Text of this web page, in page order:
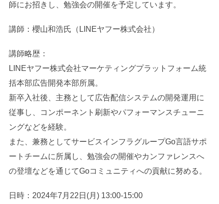
師にお招きし、勉強会の開催を予定しています。
講師：櫻山和浩氏（LINEヤフー株式会社）
講師略歴：
LINEヤフー株式会社マーケティングプラットフォーム統
括本部広告開発本部所属。
新卒入社後、主務として広告配信システムの開発運用に
従事し、コンポーネント刷新やパフォーマンスチューニ
ングなどを経験。
また、兼務としてサービスインフラグループGo言語サポ
ートチームに所属し、勉強会の開催やカンファレンスへ
の登壇などを通じてGoコミュニティへの貢献に努める。
日時：2024年7月22日(月) 13:00-15:00